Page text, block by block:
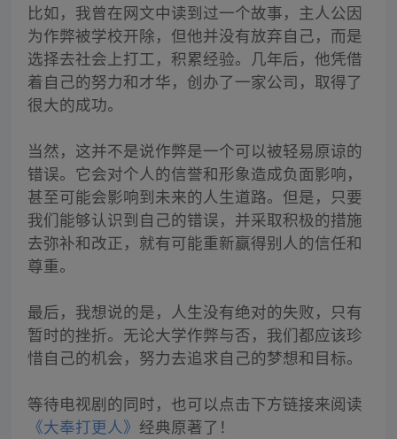
比如，我曾在网文中读到过一个故事，主人公因
为作弊被学校开除，但他并没有放弃自己，而是
选择去社会上打工，积累经验。几年后，他凭借
着自己的努力和才华，创办了一家公司，取得了
很大的成功。
当然，这并不是说作弊是一个可以被轻易原谅的
错误。它会对个人的信誉和形象造成负面影响，
甚至可能会影响到未来的人生道路。但是，只要
我们能够认识到自己的错误，并采取积极的措施
去弥补和改正，就有可能重新赢得别人的信任和
尊重。
最后，我想说的是，人生没有绝对的失败，只有
暂时的挫折。无论大学作弊与否，我们都应该珍
惜自己的机会，努力去追求自己的梦想和目标。
等待电视剧的同时，也可以点击下方链接来阅读
《大奉打更人》 经典原著了！